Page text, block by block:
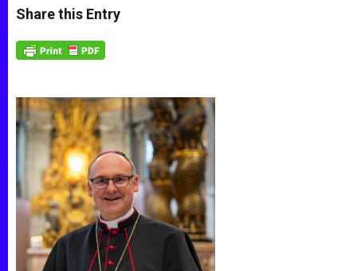
t
s
p
p
s
e
g
e
e
b
o
k
Share this Entry